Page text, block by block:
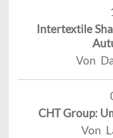
Intertextile
Von
CHT Group:
Von